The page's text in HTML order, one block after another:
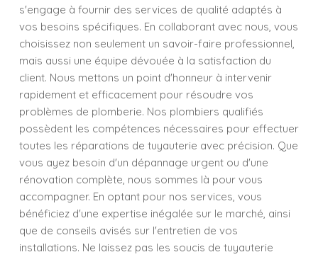
s'engage à fournir des services de qualité adaptés à
vos besoins spécifiques. En collaborant avec nous, vous
choisissez non seulement un savoir-faire professionnel,
mais aussi une équipe dévouée à la satisfaction du
client. Nous mettons un point d'honneur à intervenir
rapidement et efficacement pour résoudre vos
problèmes de plomberie. Nos plombiers qualifiés
possèdent les compétences nécessaires pour effectuer
toutes les réparations de tuyauterie avec précision. Que
vous ayez besoin d'un dépannage urgent ou d'une
rénovation complète, nous sommes là pour vous
accompagner. En optant pour nos services, vous
bénéficiez d'une expertise inégalée sur le marché, ainsi
que de conseils avisés sur l'entretien de vos
installations. Ne laissez pas les soucis de tuyauterie